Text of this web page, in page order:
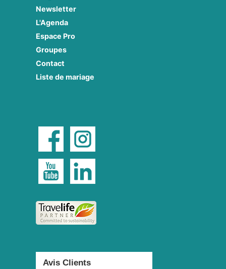
Newsletter
L'Agenda
Espace Pro
Groupes
Contact
Liste de mariage
Avis Clients